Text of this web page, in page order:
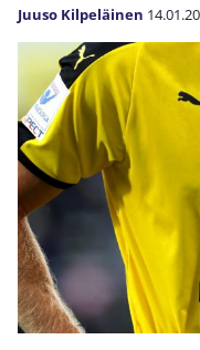
Juuso Kilpeläinen